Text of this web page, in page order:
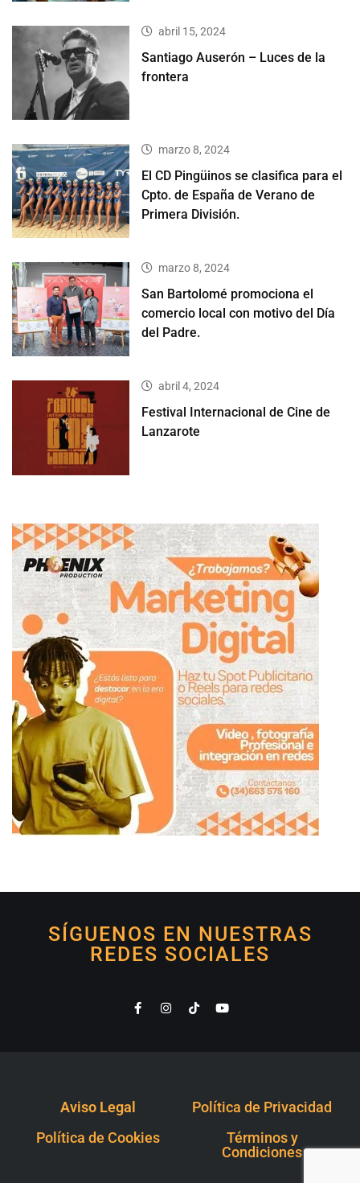
abril 15, 2024
Santiago Auserón – Luces de la
frontera
marzo 8, 2024
El CD Pingüinos se clasifica para el
Cpto. de España de Verano de
Primera División.
marzo 8, 2024
San Bartolomé promociona el
comercio local con motivo del Día
del Padre.
abril 4, 2024
Festival Internacional de Cine de
Lanzarote
SÍGUENOS EN NUESTRAS
REDES SOCIALES
Aviso Legal
Política de Privacidad
Política de Cookies
Términos y
Condiciones